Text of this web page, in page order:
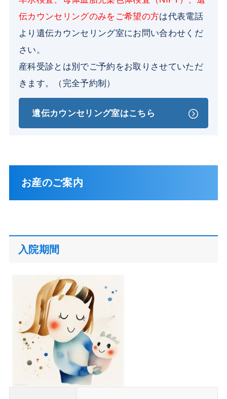
伝カウンセリングのみをご希望の方は代表電話
より遺伝カウンセリング室にお問い合わせくだ
さい。
産科受診とは別でご予約をお取りさせていただ
きます。（完全予約制）
遺伝カウンセリング室はこちら
お産のご案内
入院期間